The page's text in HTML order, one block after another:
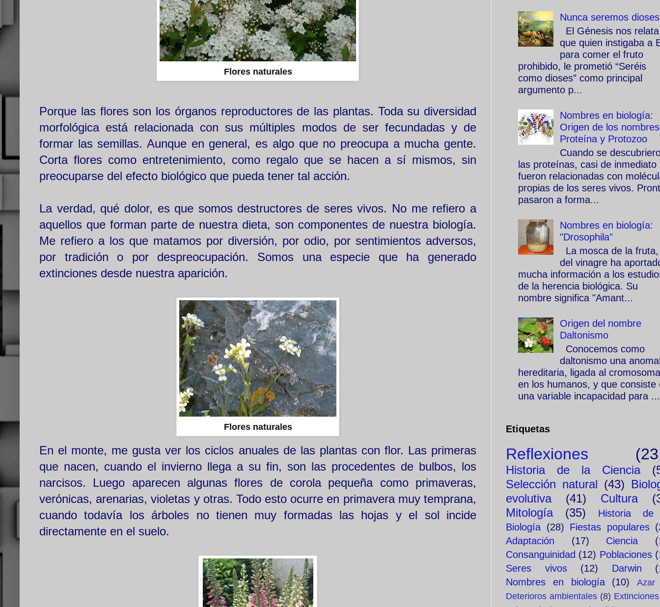
Flores naturales
Porque las flores son los órganos reproductores de las plantas. Toda su diversidad
morfológica está relacionada con sus múltiples modos de ser fecundadas y de
formar las semillas. Aunque en general, es algo que no preocupa a mucha gente.
Corta flores como entretenimiento, como regalo que se hacen a sí mismos, sin
preocuparse del efecto biológico que pueda tener tal acción.
La verdad, qué dolor, es que somos destructores de seres vivos. No me refiero a
aquellos que forman parte de nuestra dieta, son componentes de nuestra biología.
Me refiero a los que matamos por diversión, por odio, por sentimientos adversos,
por tradición o por despreocupación. Somos una especie que ha generado
extinciones desde nuestra aparición.
Flores naturales
En el monte, me gusta ver los ciclos anuales de las plantas con flor. Las primeras
que nacen, cuando el invierno llega a su fin, son las procedentes de bulbos, los
narcisos. Luego aparecen algunas flores de corola pequeña como primaveras,
verónicas, arenarias, violetas y otras. Todo esto ocurre en primavera muy temprana,
cuando todavía los árboles no tienen muy formadas las hojas y el sol incide
directamente en el suelo.
Nunca seremos dioses
El Génesis nos relata
que quien instigaba a
para comer el fruto
prohibido, le prometió “Seréis
como dioses” como principal
argumento p...
Nombres en biología:
Origen de los nombres
Proteína y Protozoo
Cuando se
las proteínas, casi de inmediato
fueron relacionadas con
propias de los seres vivos.
pasaron a forma...
Nombres en biología:
"Drosophila"
La mosca de la
del vinagre ha
mucha información a los
de la herencia biológica. Su
nombre significa "Amant...
Origen del nombre
Daltonismo
Conocemos como
daltonismo una
hereditaria, ligada al
en los humanos, y que consiste
una variable incapacidad para ...
Etiquetas
Reflexiones
Historia de la Ciencia
Selección natural (43)
evolutiva
(41) Cultura
Mitología
(35)
Historia
Biología (28) Fiestas populares
Adaptación
(17) Ciencia
Consanguinidad (12) Poblaciones
Seres vivos
(12) Darwin
Nombres en biología
(10)
Azar
Deterioros ambientales (8) Extinciones